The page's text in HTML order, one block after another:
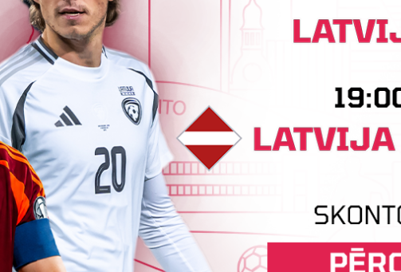
2006 Pirma liga, 8. kārta
EIROBALTIJA
Stadions "Energoautomātika"
2006 Pirma liga, 9. kārta
FK JELGAVA 4
Jelgavas stadions "Daugava"